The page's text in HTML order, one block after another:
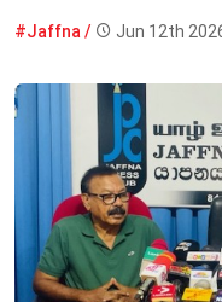
#Jaffna / Jun 12th